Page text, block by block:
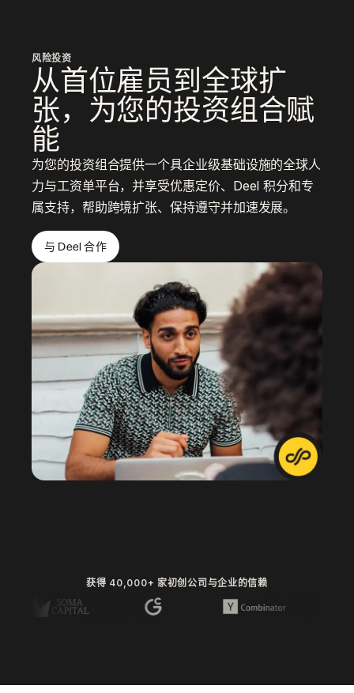
风险投资
从首位雇员到全球扩
张，为您的投资组合赋
能
为您的投资组合提供一个具企业级基础设施的全球人
力与工资单平台，并享受优惠定价、Deel 积分和专
属支持，帮助跨境扩张、保持遵守并加速发展。
与 Deel 合作
获得 40,000+ 家初创公司与企业的信赖